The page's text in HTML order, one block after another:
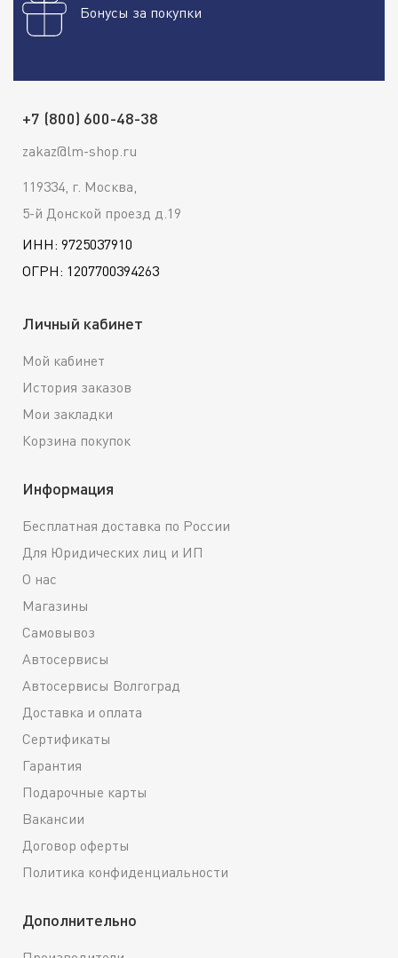
Бонусы за покупки
+7 (800) 600-48-38
zakaz@lm-shop.ru
119334, г. Москва,
5-й Донской проезд д.19
ИНН: 9725037910
ОГРН: 1207700394263
Личный кабинет
Мой кабинет
История заказов
Мои закладки
Корзина покупок
Информация
Бесплатная доставка по России
Для Юридических лиц и ИП
О нас
Магазины
Самовывоз
Автосервисы
Автосервисы Волгоград
Доставка и оплата
Сертификаты
Гарантия
Подарочные карты
Вакансии
Договор оферты
Политика конфиденциальности
Дополнительно